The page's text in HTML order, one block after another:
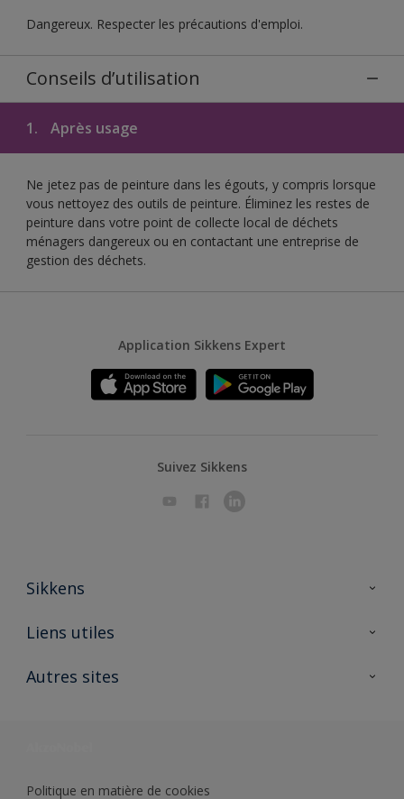
Dangereux. Respecter les précautions d'emploi.
Conseils d’utilisation
1. Après usage
Ne jetez pas de peinture dans les égouts, y compris lorsque
vous nettoyez des outils de peinture. Éliminez les restes de
peinture dans votre point de collecte local de déchets
ménagers dangereux ou en contactant une entreprise de
gestion des déchets.
Application Sikkens Expert
Suivez Sikkens
Sikkens
A propos de Sikkens
Liens utiles
Ouvrir un magasin PASS
Autres sites
Politique en matière de cookies